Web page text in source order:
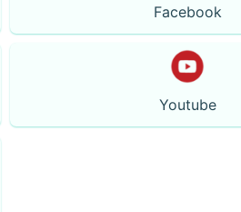
Facebook
Youtube